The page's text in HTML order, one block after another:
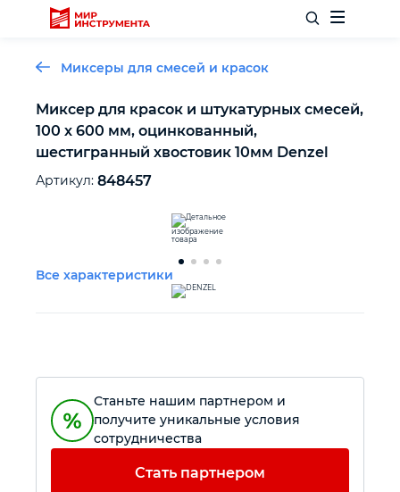
Отделочный инструмент
Слесарный инструмент
Столярный инструмент
Садовый инвентарь
Автомобильный инструмент
Миксеры для смесей и красок
Миксер для красок и штукатурных смесей,
100 х 600 мм, оцинкованный,
шестигранный хвостовик 10мм Denzel
Артикул: 848457
Все характеристики
Станьте нашим партнером и
получите уникальные условия
сотрудничества
Стать партнером